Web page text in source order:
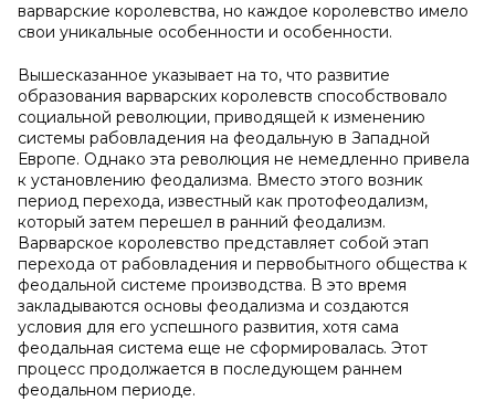
варварские королевства, но каждое королевство имело
свои уникальные особенности и особенности.
Вышесказанное указывает на то, что развитие
образования варварских королевств способствовало
социальной революции, приводящей к изменению
системы рабовладения на феодальную в Западной
Европе. Однако эта революция не немедленно привела
к установлению феодализма. Вместо этого возник
период перехода, известный как протофеодализм,
который затем перешел в ранний феодализм.
Варварское королевство представляет собой этап
перехода от рабовладения и первобытного общества к
феодальной системе производства. В это время
закладываются основы феодализма и создаются
условия для его успешного развития, хотя сама
феодальная система еще не сформировалась. Этот
процесс продолжается в последующем раннем
феодальном периоде.